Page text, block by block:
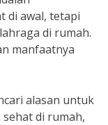
di awal, tetapi
di rumah.
manfaatnya
alasan untuk
di rumah,